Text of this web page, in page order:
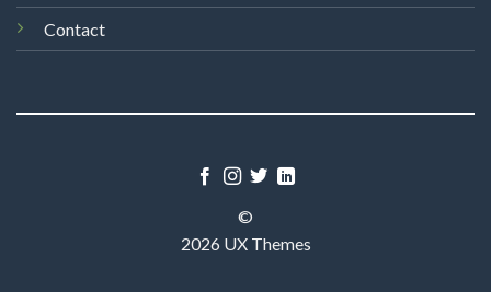
Contact
©
2026 UX Themes